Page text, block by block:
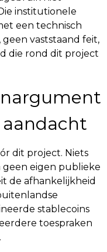
institutionele
een technisch
geen vaststaand feit,
die rond dit project
dit project. Niets
geen eigen publieke
de afhankelijkheid
stablecoins
toespraken